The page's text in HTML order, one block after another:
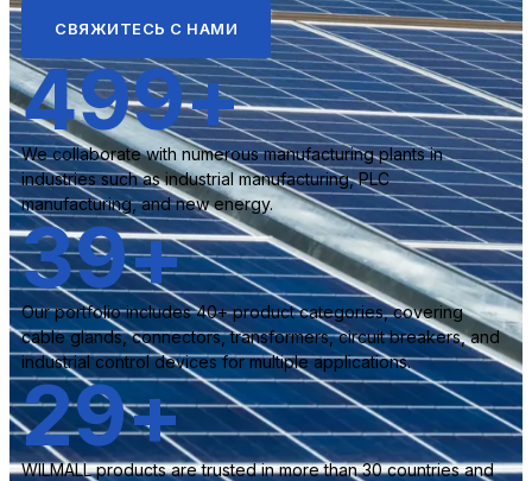
СВЯЖИТЕСЬ С НАМИ
We collaborate with numerous manufacturing plants in
industries such as industrial manufacturing, PLC
manufacturing, and new energy.
500+
Our portfolio includes 40+ product categories, covering
cable glands, connectors, transformers, circuit breakers, and
industrial control devices for multiple applications.
40+
WILMALL products are trusted in more than 30 countries and
30+